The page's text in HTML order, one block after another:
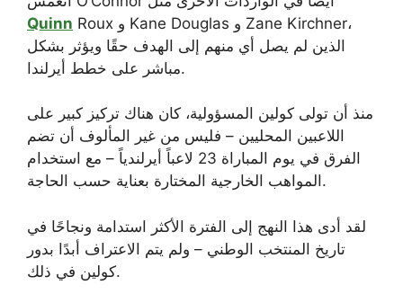
Quinn Roux و Kane Douglas و Zane Kirchner،
الذين لم يصل أي منهم إلى الهدف حقًا ويؤثر بشكل
مباشر على خطط أيرلندا.
منذ أن تولى كولين المسؤولية، كان هناك تركيز كبير على
اللاعبين المحليين – فليس من غير المألوف أن تضم
الفرق في يوم المباراة 23 لاعباً أيرلندياً – مع استخدام
المواهب الخارجية المختارة بعناية حسب الحاجة.
لقد أدى هذا النهج إلى الفترة الأكثر استدامة ونجاحًا في
تاريخ المنتخب الوطني – ولم يتم الاعتراف أبدًا بدور
كولين في ذلك.